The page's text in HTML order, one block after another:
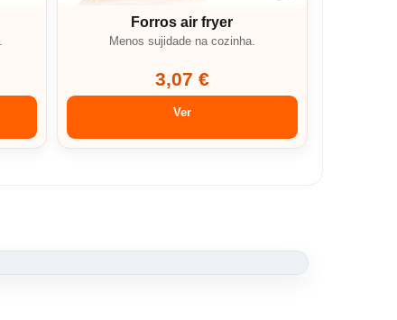
Forros air fryer
Menos sujidade na cozinha.
3,07 €
Ver